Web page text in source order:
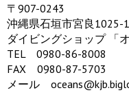
〒907-0243
沖縄県石垣市宮良1025-1
ダイビングショップ 「
TEL 0980-86-8008
FAX 0980-87-5703
メール